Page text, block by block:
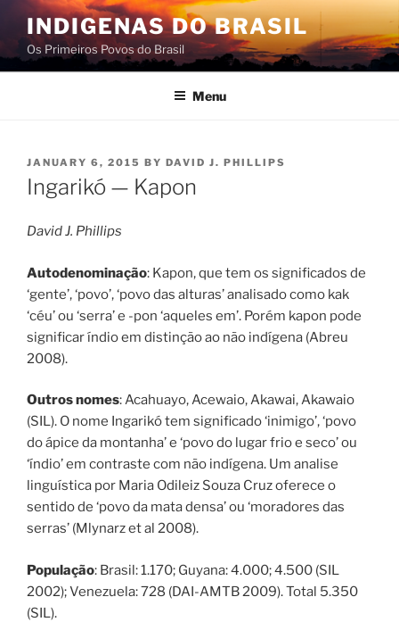
content
INDIGENAS DO BRASIL
Os Primeiros Povos do Brasil
Menu
POSTED
ON
JANUARY 6, 2015 BY DAVID J. PHILLIPS
Ingarikó — Kapon
David J. Phillips
Autodenominação: Kapon, que tem os significados de
‘gente’, ‘povo’, ‘povo das alturas’ analisado como kak
‘céu’ ou ‘serra’ e -pon ‘aqueles em’. Porém kapon pode
significar índio em distinção ao não indígena (Abreu
2008).
Outros nomes: Acahuayo, Acewaio, Akawai, Akawaio
(SIL). O nome Ingarikó tem significado ‘inimigo’, ‘povo
do ápice da montanha’ e ‘povo do lugar frio e seco’ ou
‘índio’ em contraste com não indígena. Um analise
linguística por Maria Odileiz Souza Cruz oferece o
sentido de ‘povo da mata densa’ ou ‘moradores das
serras’ (Mlynarz et al 2008).
População: Brasil: 1.170; Guyana: 4.000; 4.500 (SIL
2002); Venezuela: 728 (DAI-AMTB 2009). Total 5.350
(SIL).